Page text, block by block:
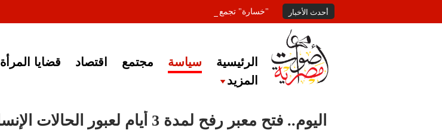
أحدث الأخبار "خسارة" تجمع المعلقين على خبر إغلاق أصوات مصرية
الرئيسية سياسة مجتمع اقتصاد قضايا المرأة
المزيد
اليوم.. فتح معبر رفح لمدة 3 أيام لعبور الحالات الإنسانية